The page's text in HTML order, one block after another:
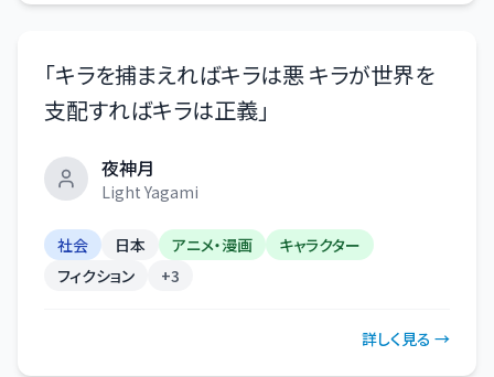
「キラを捕まえればキラは悪 キラが世界を
支配すればキラは正義」
夜神月
Light Yagami
社会 日本 アニメ・漫画
キャラクター
フィクション
+3
詳しく見る →